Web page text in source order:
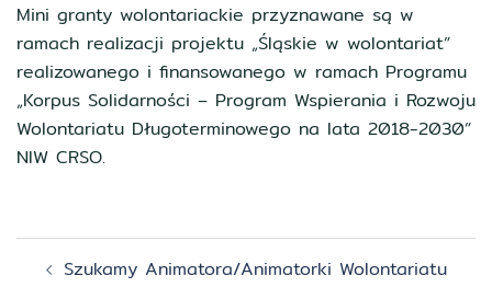
Mini granty wolontariackie przyznawane są w
ramach realizacji projektu „Śląskie w wolontariat”
realizowanego i finansowanego w ramach Programu
„Korpus Solidarności – Program Wspierania i Rozwoju
Wolontariatu Długoterminowego na lata 2018-2030”
NIW CRSO.
ZobaczSzukamy Animatora/Animatorki Wolontariatu